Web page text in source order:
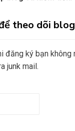
theo dõi blog
đăng ký bạn không
junk mail.